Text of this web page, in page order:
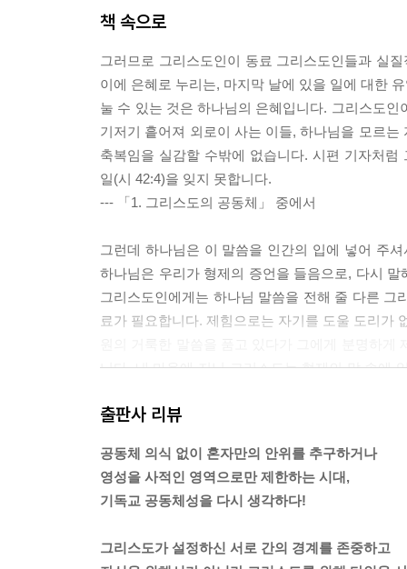
책 속으로
그러므로 그리스도인이 동료 그리스도인들과 실
이에 은혜로 누리는, 마지막 날에 있을 일에 대한
눌 수 있는 것은 하나님의 은혜입니다. 그리스도
기저기 흩어져 외로이 사는 이들, 하나님을 모르
축복임을 실감할 수밖에 없습니다. 시편 기자처
일(시 42:4)을 잊지 못합니다.
--- 「1. 그리스도의 공동체」 중에서
그런데 하나님은 이 말씀을 인간의 입에 넣어 주
하나님은 우리가 형제의 증언을 들음으로, 다시
그리스도인에게는 하나님 말씀을 전해 줄 다른
료가 필요합니다. 제힘으로는 자기를 도울 도리가
니다. 내 마음에 지닌 그리스도는 형제의 말 속에
--- 「1. 그리스도의 공동체」 중에서
인간적 사랑은 타인에 대한 나름대로의 상을 구축
로 주무릅니다. 영적 사랑은 다릅니다. 예수 그리
게 새겨 주시려는 그 형상 말입니다. 그러므로 영
자극을 즐기지 않습니다. 명쾌한 하나님 말씀으
출판사 리뷰
공동체 의식 없이 혼자만의 안위를 추구하거나
영성을 사적인 영역으로만 제한하는 시대,
기독교 공동체성을 다시 생각하다!
그리스도가 설정하신 서로 간의 경계를 존중하고